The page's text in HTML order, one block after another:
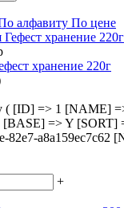
алфавиту По цене
хранение 220г
( [ID] => 1 [NAME]
[BASE] => Y
82e7-
+